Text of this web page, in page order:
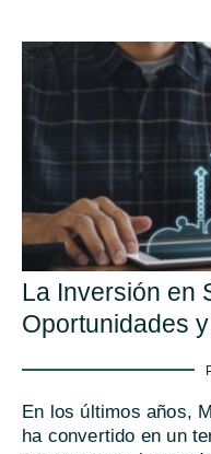
La Inversión en
Oportunidades
En los últimos años,
ha convertido en un